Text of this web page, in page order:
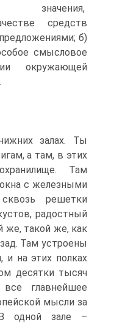
значения,
средств
б)
смысловое
окружающей
залах. Ты
а там, в этих
Там
с железными
решетки
радостный
же, такой же, как
Там устроены
и на этих полках
десятки тысяч
главнейшее
мысли за
одной зале –